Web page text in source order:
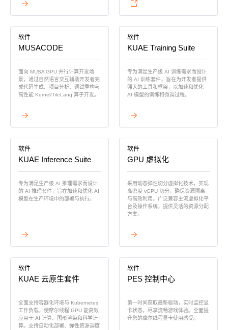
科学计算套件
查看详情 查看详情
软件
MUSACODE
面向 MUSA GPU 并行计算开发场
景，通过自然语言交互辅助开发者完
成代码生成、项目分析、调试重构与
高性能 Kernel/TileLang 算子开发。
查看详情
软件
KUAE Training Suite
专为满足生产级 AI 训练需求而设计
的 AI 训练套件，旨在为开发者提供
强大的工具和框架，以加速和优化
AI 模型的训练和微调过程。
查看详情
软件
KUAE Inference Suite
专为满足生产级 AI 推理需求而设计
的 AI 推理套件，旨在加速和优化 AI
模型在生产环境中的部署与执行。
查看详情
软件
GPU 虚拟化
采用动态弹性切分虚拟化技术，实现
高密度 vGPU 切分，确保资源隔离
与高效利用。广泛兼容主流虚拟化平
台及操作系统，提供灵活的资源分配
方案。
查看详情
软件
KUAE 云原生套件
全面支持容器化环境与 Kubernetes
工作负载，使摩尔线程 GPU 能高效
应用于 AI 计算、图形渲染和科学计
算。支持自动化部署、弹性资源调度
软件
PES 控制中心
第一时间获取最新驱动，实时监控显
卡状态，尽享流畅游戏体验。全面提
升您的摩尔线程显卡使用感受。